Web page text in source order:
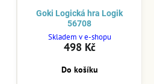
Goki Logická hra Logik
56708
Skladem v e-shopu
498 Kč
Do košíku